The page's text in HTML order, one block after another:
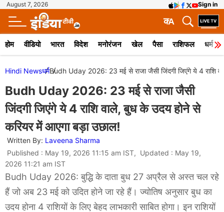
August 7, 2026 Sign in
A
क
होम वीडियो भारत विदेश मनोरंजन खेल पैसा राशिफल धर्म
Hindi Newsधर्मBudh Uday 2026: 23 मई से राजा जैसी जिंदगी जिएंगे ये 4 राशि
Budh Uday 2026: 23 मई से राजा जैसी
जिंदगी जिएंगे ये 4 राशि वाले, बुध के उदय होने से
करियर में आएगा बड़ा उछाल!
Written By: Laveena Sharma
Published : May 19, 2026 11:15 am IST, Updated : May 19,
2026 11:21 am IST
Budh Uday 2026: बुद्धि के दाता बुध 27 अप्रैल से अस्त चल रहे
हैं जो अब 23 मई को उदित होने जा रहे हैं। ज्योतिष अनुसार बुध का
उदय होना 4 राशियों के लिए बेहद लाभकारी साबित होगा। इन राशियों